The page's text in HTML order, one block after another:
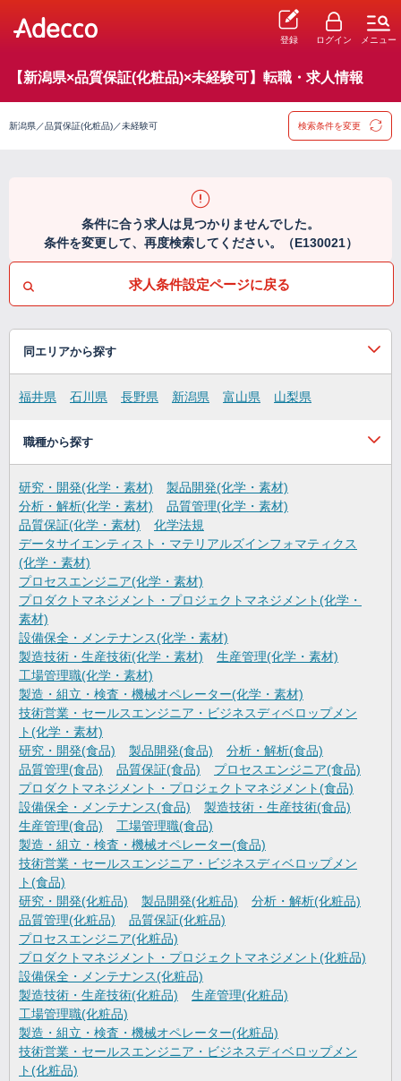
登録 ログイン メニュー
【新潟県×品質保証(化粧品)×未経験可】転職・求人情報
新潟県／品質保証(化粧品)／未経験可 検索条件を変更
条件に合う求人は見つかりませんでした。
条件を変更して、再度検索してください。（E130021）
求人条件設定ページに戻る
同エリアから探す
福井県 石川県 長野県 新潟県 富山県 山梨県
職種から探す
研究・開発(化学・素材)
製品開発(化学・素材)
分析・解析(化学・素材)
品質管理(化学・素材)
品質保証(化学・素材)
化学法規
データサイエンティスト・マテリアルズインフォマティクス
(化学・素材)
プロセスエンジニア(化学・素材)
プロダクトマネジメント・プロジェクトマネジメント(化学・
素材)
設備保全・メンテナンス(化学・素材)
製造技術・生産技術(化学・素材)
生産管理(化学・素材)
工場管理職(化学・素材)
製造・組立・検査・機械オペレーター(化学・素材)
技術営業・セールスエンジニア・ビジネスディベロップメン
ト(化学・素材)
研究・開発(食品)
製品開発(食品)
分析・解析(食品)
品質管理(食品)
品質保証(食品)
プロセスエンジニア(食品)
プロダクトマネジメント・プロジェクトマネジメント(食品)
設備保全・メンテナンス(食品)
製造技術・生産技術(食品)
生産管理(食品)
工場管理職(食品)
製造・組立・検査・機械オペレーター(食品)
技術営業・セールスエンジニア・ビジネスディベロップメン
ト(食品)
研究・開発(化粧品)
製品開発(化粧品)
分析・解析(化粧品)
品質管理(化粧品)
品質保証(化粧品)
プロセスエンジニア(化粧品)
プロダクトマネジメント・プロジェクトマネジメント(化粧品)
設備保全・メンテナンス(化粧品)
製造技術・生産技術(化粧品)
生産管理(化粧品)
工場管理職(化粧品)
製造・組立・検査・機械オペレーター(化粧品)
技術営業・セールスエンジニア・ビジネスディベロップメン
ト(化粧品)